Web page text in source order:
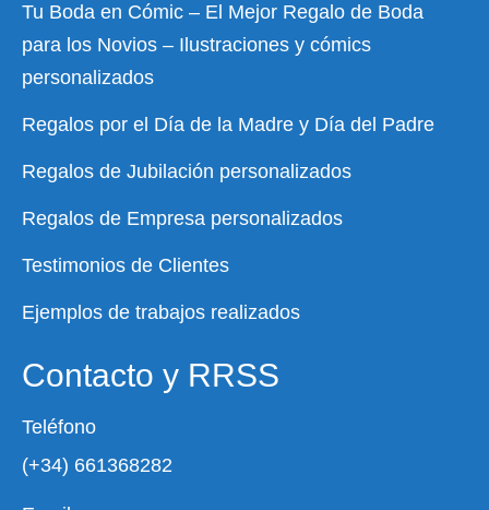
Tu Boda en Cómic – El Mejor Regalo de Boda
para los Novios – Ilustraciones y cómics
personalizados
Regalos por el Día de la Madre y Día del Padre
Regalos de Jubilación personalizados
Regalos de Empresa personalizados
Testimonios de Clientes
Ejemplos de trabajos realizados
Contacto y RRSS
Teléfono
(+34) 661368282